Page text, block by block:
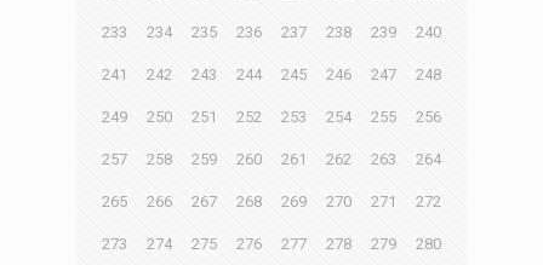
233 234 235 236 237 238 239 240
241 242 243 244 245 246 247 248
249 250 251 252 253 254 255 256
257 258 259 260 261 262 263 264
265 266 267 268 269 270 271 272
273 274 275 276 277 278 279 280